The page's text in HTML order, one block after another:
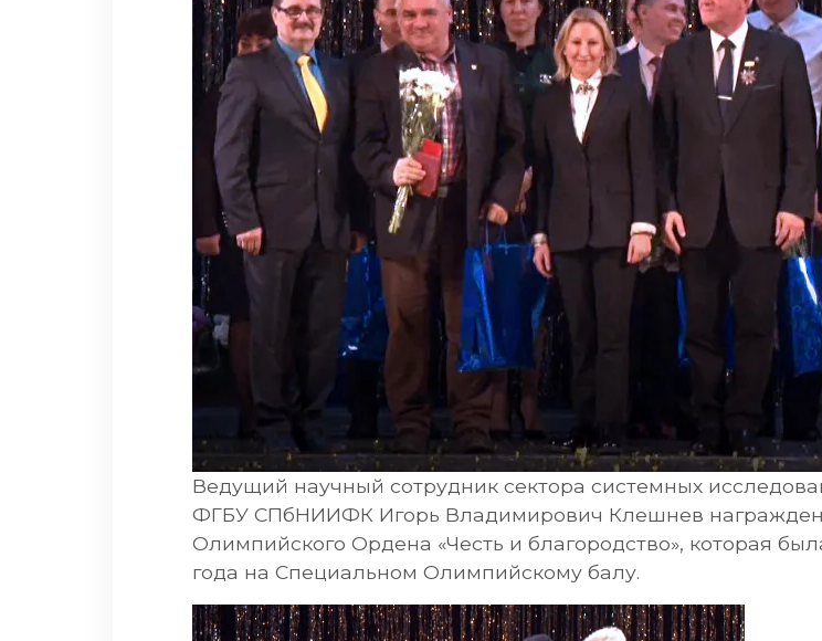
Ведущий научный сотрудник сектора системных
ФГБУ СПбНИИФК Игорь Владимирович Клешнев награжден
Олимпийского Ордена «Честь и благородство», которая
года на Специальном Олимпийскому балу.